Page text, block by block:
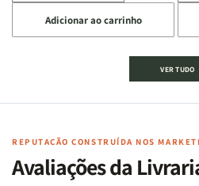
a
quantidade
de
Cartas
Famílias
Bíblia
a
quantidade
de
Jogo
Cartas
Famílias
da
Bíblia
Adicionar ao carrinho
|
VER TUDO
REPUTAÇÃO CONSTRUÍDA NOS
Avaliações da